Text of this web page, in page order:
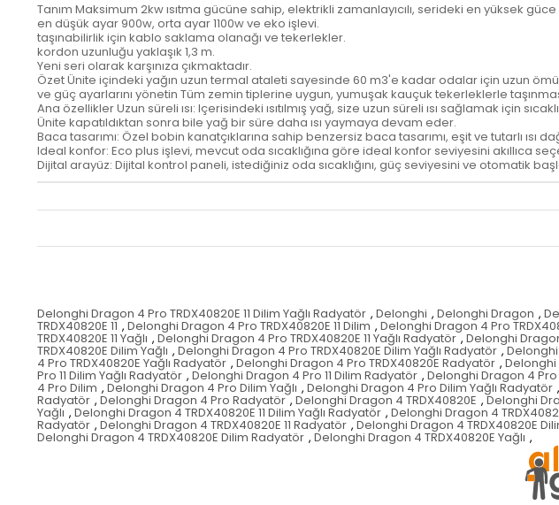
Tanım Maksimum 2kw ısıtma gücüne sahip, elektrikli zamanlayıcılı, serideki en yüksek
en düşük ayar 900w, orta ayar 1100w ve eko işlevi.
taşınabilirlik için kablo saklama olanağı ve tekerlekler.
kordon uzunluğu yaklaşık 1,3 m.
Yeni seri olarak karşınıza çıkmaktadır.
Özet Ünite içindeki yağın uzun termal ataleti sayesinde 60 m3'e kadar odalar için uzun
ve güç ayarlarını yönetin Tüm zemin tiplerine uygun, yumuşak kauçuk tekerleklerle
Ana özellikler Uzun süreli ısı: Içerisindeki ısıtılmış yağ, size uzun süreli ısı sağlamak için
Ünite kapatıldıktan sonra bile yağ bir süre daha ısı yaymaya devam eder.
Baca tasarımı: Özel bobin kanatçıklarına sahip benzersiz baca tasarımı, eşit ve tutarlı ısı
Ideal konfor: Eco plus işlevi, mevcut oda sıcaklığına göre ideal konfor seviyesini akıllıca
Dijital arayüz: Dijital kontrol paneli, istediğiniz oda sıcaklığını, güç seviyesini ve otomatik
Delonghi Dragon 4 Pro TRDX40820E 11 Dilim Yağlı Radyatör , Delonghi , Delonghi Dragon ,
TRDX40820E 11 , Delonghi Dragon 4 Pro TRDX40820E 11 Dilim , Delonghi Dragon 4 Pro
TRDX40820E 11 Yağlı , Delonghi Dragon 4 Pro TRDX40820E 11 Yağlı Radyatör , Delonghi
TRDX40820E Dilim Yağlı , Delonghi Dragon 4 Pro TRDX40820E Dilim Yağlı Radyatör ,
4 Pro TRDX40820E Yağlı Radyatör , Delonghi Dragon 4 Pro TRDX40820E Radyatör , Delonghi
Pro 11 Dilim Yağlı Radyatör , Delonghi Dragon 4 Pro 11 Dilim Radyatör , Delonghi Dragon 4 Pro
4 Pro Dilim , Delonghi Dragon 4 Pro Dilim Yağlı , Delonghi Dragon 4 Pro Dilim Yağlı Radyatör ,
Radyatör , Delonghi Dragon 4 Pro Radyatör , Delonghi Dragon 4 TRDX40820E , Delonghi
Yağlı , Delonghi Dragon 4 TRDX40820E 11 Dilim Yağlı Radyatör , Delonghi Dragon 4
Radyatör , Delonghi Dragon 4 TRDX40820E 11 Radyatör , Delonghi Dragon 4 TRDX40820E
Delonghi Dragon 4 TRDX40820E Dilim Radyatör , Delonghi Dragon 4 TRDX40820E Yağlı ,